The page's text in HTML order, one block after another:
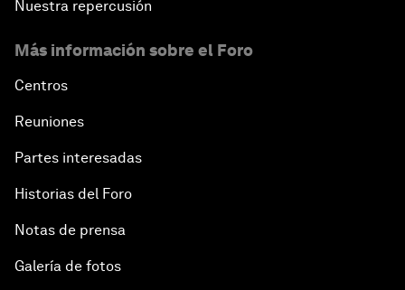
Nuestra repercusión
Más información sobre el Foro
Centros
Reuniones
Partes interesadas
Historias del Foro
Notas de prensa
Galería de fotos